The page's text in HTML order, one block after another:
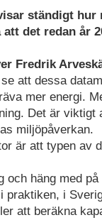
ständigt hur
att det redan år
Fredrik
att dessa
mer energi.
Det är viktigt
miljöpåverkan.
är att typen av
och häng med
praktiken, i
att beräkna